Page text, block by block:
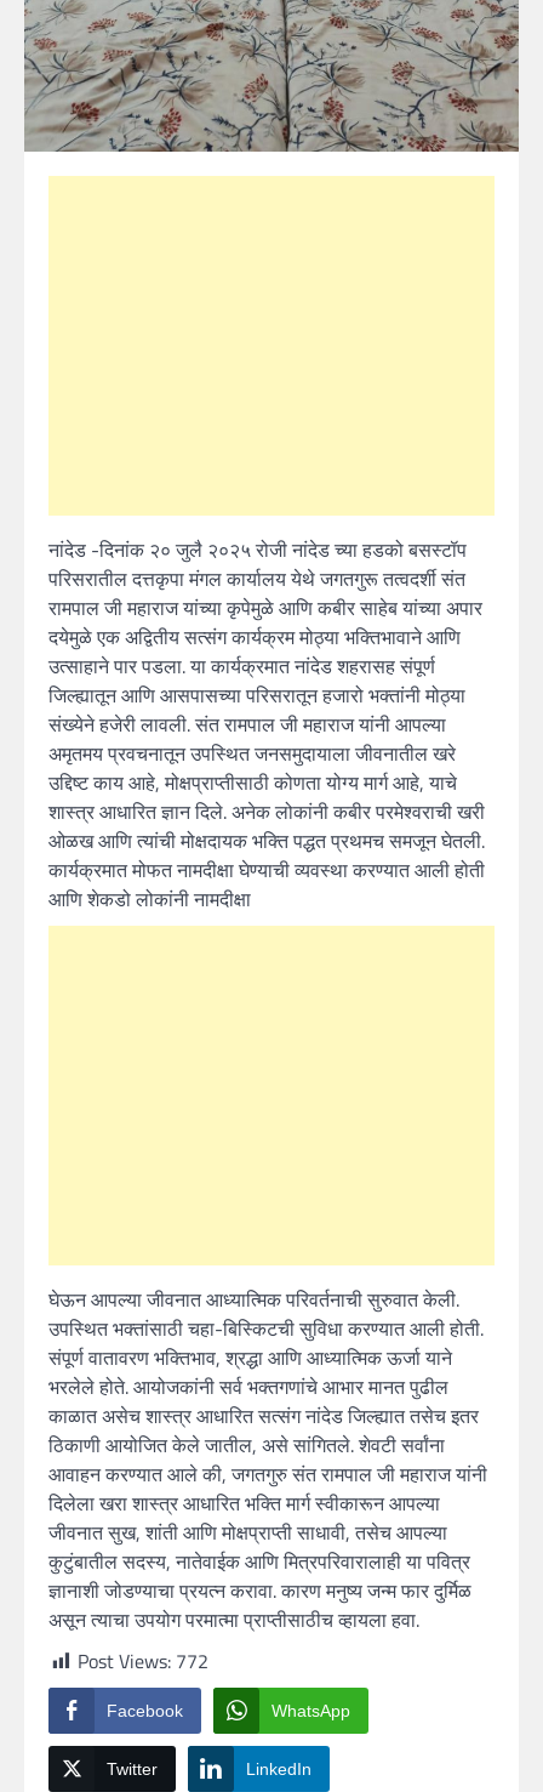
नांदेड -दिनांक २० जुलै २०२५ रोजी नांदेड च्या हडको बसस्टॉप
परिसरातील दत्तकृपा मंगल कार्यालय येथे जगतगुरू तत्वदर्शी संत
रामपाल जी महाराज यांच्या कृपेमुळे आणि कबीर साहेब यांच्या अपार
दयेमुळे एक अद्वितीय सत्संग कार्यक्रम मोठ्या भक्तिभावाने आणि
उत्साहाने पार पडला. या कार्यक्रमात नांदेड शहरासह संपूर्ण
जिल्ह्यातून आणि आसपासच्या परिसरातून हजारो भक्तांनी मोठ्या
संख्येने हजेरी लावली. संत रामपाल जी महाराज यांनी आपल्या
अमृतमय प्रवचनातून उपस्थित जनसमुदायाला जीवनातील खरे
उद्दिष्ट काय आहे, मोक्षप्राप्तीसाठी कोणता योग्य मार्ग आहे, याचे
शास्त्र आधारित ज्ञान दिले. अनेक लोकांनी कबीर परमेश्वराची खरी
ओळख आणि त्यांची मोक्षदायक भक्ति पद्धत प्रथमच समजून घेतली.
कार्यक्रमात मोफत नामदीक्षा घेण्याची व्यवस्था करण्यात आली होती
आणि शेकडो लोकांनी नामदीक्षा
घेऊन आपल्या जीवनात आध्यात्मिक परिवर्तनाची सुरुवात केली.
उपस्थित भक्तांसाठी चहा-बिस्किटची सुविधा करण्यात आली होती.
संपूर्ण वातावरण भक्तिभाव, श्रद्धा आणि आध्यात्मिक ऊर्जा याने
भरलेले होते. आयोजकांनी सर्व भक्तगणांचे आभार मानत पुढील
काळात असेच शास्त्र आधारित सत्संग नांदेड जिल्ह्यात तसेच इतर
ठिकाणी आयोजित केले जातील, असे सांगितले. शेवटी सर्वांना
आवाहन करण्यात आले की, जगतगुरु संत रामपाल जी महाराज यांनी
दिलेला खरा शास्त्र आधारित भक्ति मार्ग स्वीकारून आपल्या
जीवनात सुख, शांती आणि मोक्षप्राप्ती साधावी, तसेच आपल्या
कुटुंबातील सदस्य, नातेवाईक आणि मित्रपरिवारालाही या पवित्र
ज्ञानाशी जोडण्याचा प्रयत्न करावा. कारण मनुष्य जन्म फार दुर्मिळ
असून त्याचा उपयोग परमात्मा प्राप्तीसाठीच व्हायला हवा.
Post Views: 772
Facebook WhatsApp
Twitter LinkedIn